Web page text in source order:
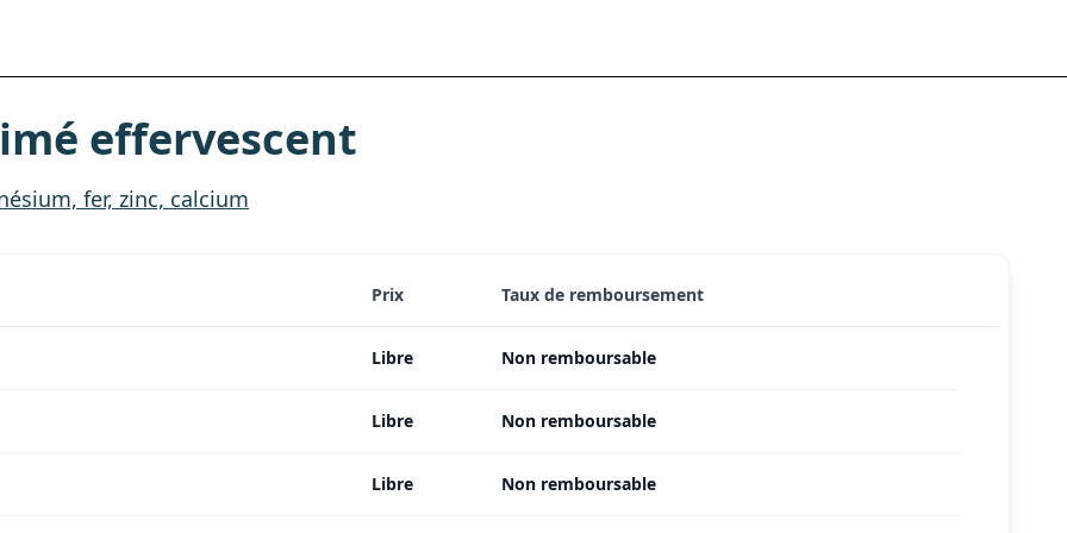
effervescent
fer, zinc, calcium
Prix Taux de remboursement
Libre Non remboursable
Libre Non remboursable
Libre Non remboursable